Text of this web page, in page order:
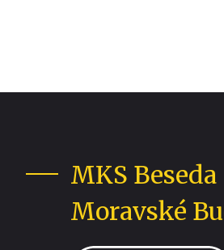
MKS Beseda
Moravské